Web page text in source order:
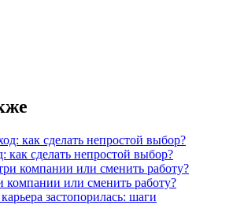
как сделать непростой выбор?
компании или сменить работу?